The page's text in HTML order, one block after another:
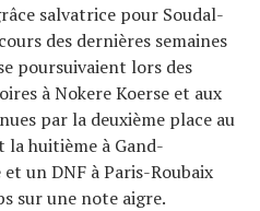
salvatrice pour Soudal-
des dernières semaines
poursuivaient lors des
à Nokere Koerse et aux
par la deuxième place au
la huitième à Gand-
un DNF à Paris-Roubaix
sur une note aigre.